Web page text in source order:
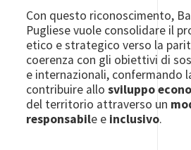
Con questo riconoscimento,
Pugliese vuole consolidare il
etico e strategico verso la
coerenza con gli obiettivi di
e internazionali, confermando
contribuire allosviluppo
del territorio attraverso un
responsabile e inclusivo.